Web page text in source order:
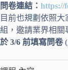
問卷連結： https://
目前也規劃依照
組，邀請業界相關
於 3/6 前填寫問卷(